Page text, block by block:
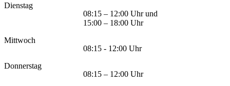
Dienstag
08:15 – 12:00 Uhr und
15:00 – 18:00 Uhr
Mittwoch
08:15 - 12:00 Uhr
Donnerstag
08:15 – 12:00 Uhr